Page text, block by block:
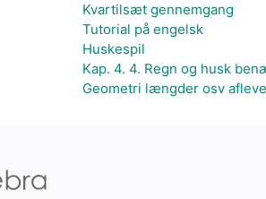
Kvartilsæt gennemgang
Tutorial på engelsk
Huskespil
Kap. 4. 4. Regn og husk
Geometri længder osv